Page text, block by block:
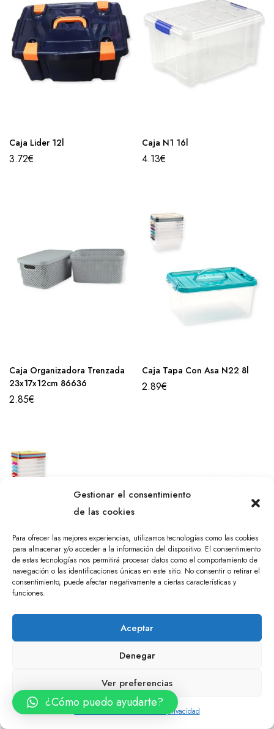
Gestionar el consentimiento
de las cookies
Para ofrecer las mejores experiencias, utilizamos tecnologías como las cookies
para almacenar y/o acceder a la información del dispositivo. El consentimiento
de estas tecnologías nos permitirá procesar datos como el comportamiento de
navegación o las identificaciones únicas en este sitio. No consentir o retirar el
consentimiento, puede afectar negativamente a ciertas características y
funciones.
Aceptar
Denegar
Ver preferencias
Política de cookies Política de privacidad
Caja Lider 12l
3.72€
Caja N1 16l
4.13€
Caja Organizadora Trenzada
23x17x12cm 86636
2.85€
Caja Tapa Con Asa N22 8l
2.89€
Caja Turia N9 12l
Cajon Organizador 15x15x15
Fkbox3
1.65€
¿Cómo puedo ayudarte?